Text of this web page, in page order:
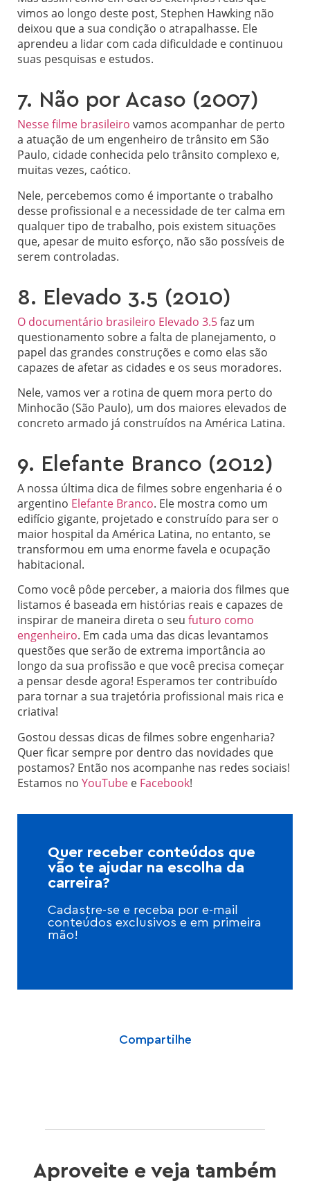
vimos ao longo deste post, Stephen Hawking não
deixou que a sua condição o atrapalhasse. Ele
aprendeu a lidar com cada dificuldade e continuou
suas pesquisas e estudos.
7. Não por Acaso (2007)
Nesse filme brasileiro vamos acompanhar de perto
a atuação de um engenheiro de trânsito em São
Paulo, cidade conhecida pelo trânsito complexo e,
muitas vezes, caótico.
Nele, percebemos como é importante o trabalho
desse profissional e a necessidade de ter calma em
qualquer tipo de trabalho, pois existem situações
que, apesar de muito esforço, não são possíveis de
serem controladas.
8. Elevado 3.5 (2010)
O documentário brasileiro Elevado 3.5faz um
questionamento sobre a falta de planejamento, o
papel das grandes construções e como elas são
capazes de afetar as cidades e os seus moradores.
Nele, vamos ver a rotina de quem mora perto do
Minhocão (São Paulo), um dos maiores elevados de
concreto armado já construídos na América Latina.
9. Elefante Branco (2012)
A nossa última dica de filmes sobre engenharia é o
argentino Elefante Branco. Ele mostra como um
edifício gigante, projetado e construído para ser o
maior hospital da América Latina, no entanto, se
transformou em uma enorme favela e ocupação
habitacional.
Como você pôde perceber, a maioria dos filmes que
listamos é baseada em histórias reais e capazes de
inspirar de maneira direta o seu futuro como
engenheiro. Em cada uma das dicas levantamos
questões que serão de extrema importância ao
longo da sua profissão e que você precisa começar
a pensar desde agora! Esperamos ter contribuído
para tornar a sua trajetória profissional mais rica e
criativa!
Gostou dessas dicas de filmes sobre engenharia?
Quer ficar sempre por dentro das novidades que
postamos? Então nos acompanhe nas redes sociais!
Estamos no YouTube e Facebook!
Quer receber conteúdos que
vão te ajudar na escolha da
carreira?
Cadastre-se e receba por e-mail
conteúdos exclusivos e em primeira
mão!
Compartilhe
Aproveite e veja também